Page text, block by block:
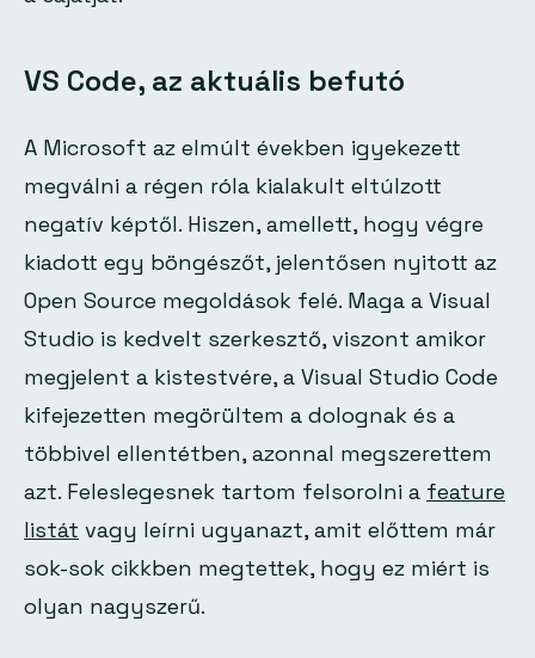
VS Code, az aktuális befutó
A Microsoft az elmúlt években igyekezett
megválni a régen róla kialakult eltúlzott
negatív képtől. Hiszen, amellett, hogy végre
kiadott egy böngészőt, jelentősen nyitott az
Open Source megoldások felé. Maga a Visual
Studio is kedvelt szerkesztő, viszont amikor
megjelent a kistestvére, a Visual Studio Code
kifejezetten megörültem a dolognak és a
többivel ellentétben, azonnal megszerettem
azt. Feleslegesnek tartom felsorolni a feature
listát vagy leírni ugyanazt, amit előttem már
sok-sok cikkben megtettek, hogy ez miért is
olyan nagyszerű.